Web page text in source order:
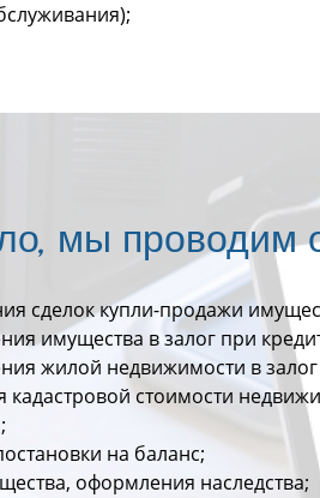
мы проводим
сделок купли-продажи
имущества в залог при
жилой недвижимости в
кадастровой стоимости
на баланс;
оформления наследства;